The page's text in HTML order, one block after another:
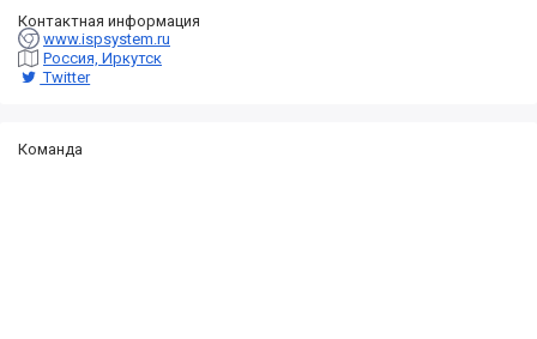
Контактная информация
www.ispsystem.ru
Россия, Иркутск
Twitter
Команда